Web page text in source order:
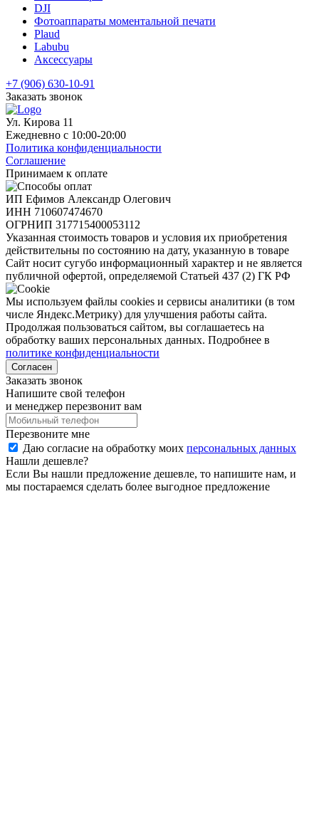
DJI
Фотоаппараты моментальной печати
Plaud
Labubu
Аксессуары
+7 (906) 630-10-91
Заказать звонок
Ул. Кирова 11
Ежедневно с 10:00-20:00
Политика конфиденциальности
Соглашение
Принимаем к оплате
ИП Ефимов Александр Олегович
ИНН 710607474670
ОГРНИП 317715400053112
Указанная стоимость товаров и условия их приобретения
действительны по состоянию на дату, указанную в товаре
Сайт носит сугубо информационный характер и не является
публичной офертой, определяемой Статьей 437 (2) ГК РФ
Мы используем файлы cookies и сервисы аналитики (в том
числе Яндекс.Метрику) для улучшения работы сайта.
Продолжая пользоваться сайтом, вы соглашаетесь на
обработку ваших персональных данных. Подробнее в
политике конфиденциальности
Согласен
Заказать звонок
Напишите свой телефон
и менеджер перезвонит вам
Перезвоните мне
Даю согласие на обработку моих персональных данных
Нашли дешевле?
Если Вы нашли предложение дешевле, то напишите нам, и
мы постараемся сделать более выгодное предложение